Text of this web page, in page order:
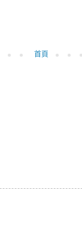
首頁